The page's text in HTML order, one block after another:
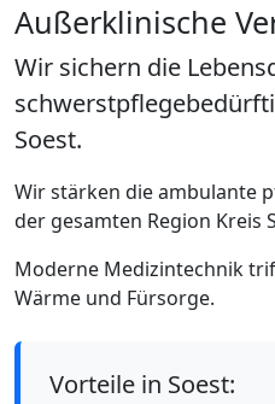
Außerklinische
Wir sichern die
Soest.
Wir stärken die ambulante
der gesamten Region Kreis
Moderne Medizintechnik
Wärme und Fürsorge.
Vorteile in Soest: